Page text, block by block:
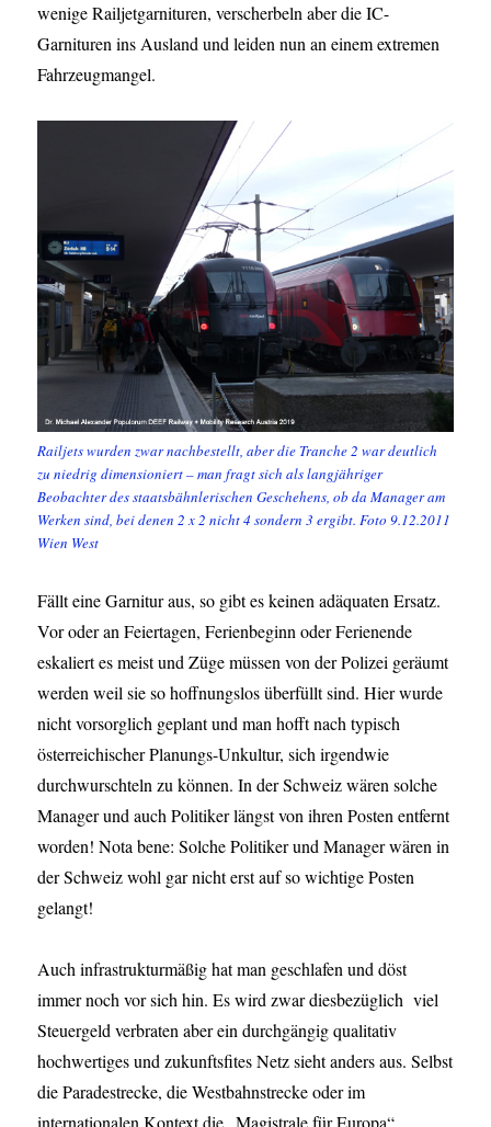
wenige Railjetgarnituren, verscherbeln aber die IC-
Garnituren ins Ausland und leiden nun an einem extremen
Fahrzeugmangel.
Railjets wurden zwar nachbestellt, aber die Tranche 2 war deutlich
zu niedrig dimensioniert – man fragt sich als langjähriger
Beobachter des staatsbähnlerischen Geschehens, ob da Manager am
Werken sind, bei denen 2 x 2 nicht 4 sondern 3 ergibt. Foto 9.12.2011
Wien West
Fällt eine Garnitur aus, so gibt es keinen adäquaten Ersatz.
Vor oder an Feiertagen, Ferienbeginn oder Ferienende
eskaliert es meist und Züge müssen von der Polizei geräumt
werden weil sie so hoffnungslos überfüllt sind. Hier wurde
nicht vorsorglich geplant und man hofft nach typisch
österreichischer Planungs-Unkultur, sich irgendwie
durchwurschteln zu können. In der Schweiz wären solche
Manager und auch Politiker längst von ihren Posten entfernt
worden! Nota bene: Solche Politiker und Manager wären in
der Schweiz wohl gar nicht erst auf so wichtige Posten
gelangt!
Auch infrastrukturmäßig hat man geschlafen und döst
immer noch vor sich hin. Es wird zwar diesbezüglich viel
Steuergeld verbraten aber ein durchgängig qualitativ
hochwertiges und zukunftsfites Netz sieht anders aus. Selbst
die Paradestrecke, die Westbahnstrecke oder im
internationalen Kontext die „Magistrale für Europa“